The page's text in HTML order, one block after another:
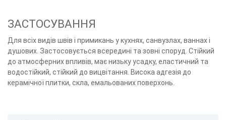
ЗАСТОСУВАННЯ
Для всіх видів швів і примикань у кухнях, санвузлах, ваннах і
душових. Застосовується всередині та зовні споруд. Стійкий
до атмосферних впливів, має низьку усадку, еластичний та
водостійкий, стійкий до вицвітання. Висока адгезія до
керамічної плитки, скла, емальованих поверхонь.